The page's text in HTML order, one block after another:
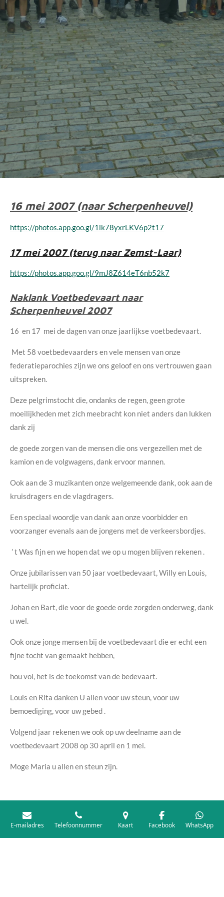
16 mei 2007 (naar Scherpenheuvel)
https://photos.app.goo.gl/1ik78yxrLKV6p2t17
17 mei 2007 (terug naar Zemst-Laar)
https://photos.app.goo.gl/9mJ8Z614eT6nb52k7
Naklank Voetbedevaart naar
Scherpenheuvel 2007
16 en 17 mei de dagen van onze jaarlijkse voetbedevaart.
Met 58 voetbedevaarders en vele mensen van onze
federatieparochies zijn we ons geloof en ons vertrouwen gaan
uitspreken.
Deze pelgrimstocht die, ondanks de regen, geen grote
moeilijkheden met zich meebracht kon niet anders dan lukken
dank zij
de goede zorgen van de mensen die ons vergezellen met de
kamion en de volgwagens, dank ervoor mannen.
Ook aan de 3 muzikanten onze welgemeende dank, ook aan de
kruisdragers en de vlagdragers.
Een speciaal woordje van dank aan onze voorbidder en
voorzanger evenals aan de jongens met de verkeersbordjes.
’ t Was fijn en we hopen dat we op u mogen blijven rekenen .
Onze jubilarissen van 50 jaar voetbedevaart, Willy en Louis,
hartelijk proficiat.
Johan en Bart, die voor de goede orde zorgden onderweg, dank
u wel.
Ook onze jonge mensen bij de voetbedevaart die er echt een
fijne tocht van gemaakt hebben,
hou vol, het is de toekomst van de bedevaart.
Louis en Rita danken U allen voor uw steun, voor uw
bemoediging, voor uw gebed .
Volgend jaar rekenen we ook op uw deelname aan de
voetbedevaart 2008 op 30 april en 1 mei.
Moge Maria u allen en steun zijn.
E-mailadres Telefoonnummer Kaart Facebook WhatsApp